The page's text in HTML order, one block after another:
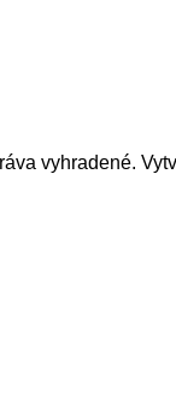
vyhradené.